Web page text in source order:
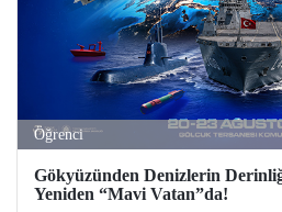
Öğrenci
Gökyüzünden Denizlerin
Yeniden “Mavi Vatan”da!